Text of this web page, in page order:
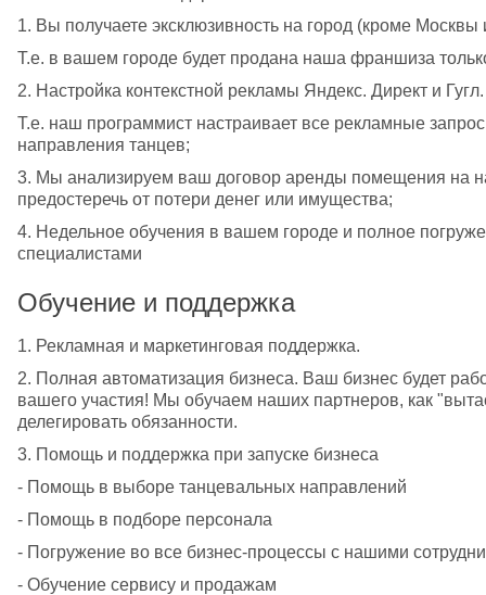
1. Вы получаете эксклюзивность на город (кроме Москвы
Т.е. в вашем городе будет продана наша франшиза
2. Настройка контекстной рекламы Яндекс. Директ и
Т.е. наш программист настраивает все рекламные
направления танцев;
3. Мы анализируем ваш договор аренды помещения на
предостеречь от потери денег или имущества;
4. Недельное обучения в вашем городе и полное
специалистами
Обучение и поддержка
1. Рекламная и маркетинговая поддержка.
2. Полная автоматизация бизнеса. Ваш бизнес будет
вашего участия! Мы обучаем наших партнеров, как
делегировать обязанности.
3. Помощь и поддержка при запуске бизнеса
- Помощь в выборе танцевальных направлений
- Помощь в подборе персонала
- Погружение во все бизнес-процессы с нашими
- Обучение сервису и продажам